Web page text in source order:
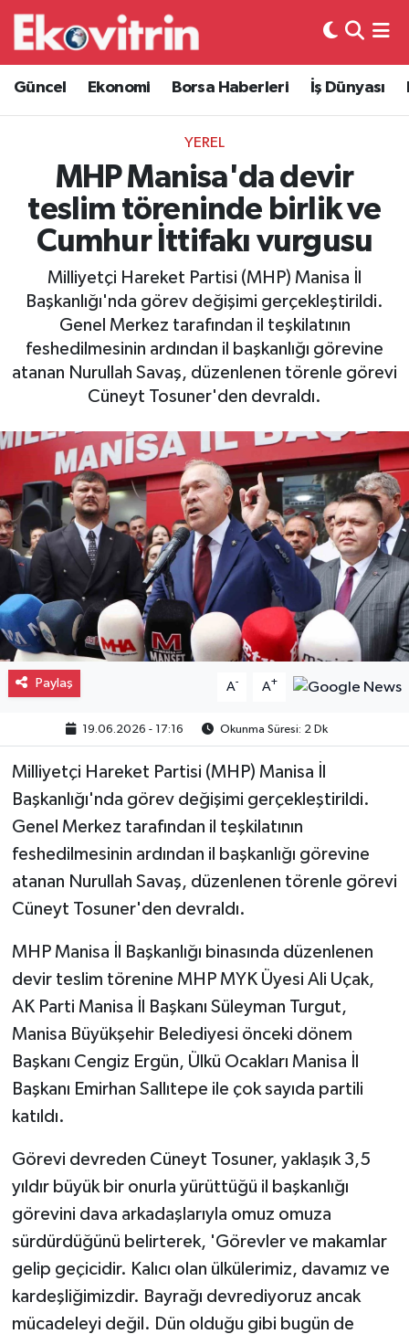
Güncel Ekonomi Borsa Haberleri İş Dünyası
YEREL
MHP Manisa'da devir
teslim töreninde birlik ve
Cumhur İttifakı vurgusu
Milliyetçi Hareket Partisi (MHP) Manisa İl
Başkanlığı'nda görev değişimi gerçekleştirildi.
Genel Merkez tarafından il teşkilatının
feshedilmesinin ardından il başkanlığı görevine
atanan Nurullah Savaş, düzenlenen törenle görevi
Cüneyt Tosuner'den devraldı.
Paylaş A- A+
19.06.2026 - 17:16 Okunma Süresi: 2 Dk
Milliyetçi Hareket Partisi (MHP) Manisa İl
Başkanlığı'nda görev değişimi gerçekleştirildi.
Genel Merkez tarafından il teşkilatının
feshedilmesinin ardından il başkanlığı görevine
atanan Nurullah Savaş, düzenlenen törenle görevi
Cüneyt Tosuner'den devraldı.
MHP Manisa İl Başkanlığı binasında düzenlenen
devir teslim törenine MHP MYK Üyesi Ali Uçak,
AK Parti Manisa İl Başkanı Süleyman Turgut,
Manisa Büyükşehir Belediyesi önceki dönem
Başkanı Cengiz Ergün, Ülkü Ocakları Manisa İl
Başkanı Emirhan Sallıtepe ile çok sayıda partili
katıldı.
Görevi devreden Cüneyt Tosuner, yaklaşık 3,5
yıldır büyük bir onurla yürüttüğü il başkanlığı
görevini dava arkadaşlarıyla omuz omuza
sürdürdüğünü belirterek, 'Görevler ve makamlar
gelip geçicidir. Kalıcı olan ülkülerimiz, davamız ve
kardeşliğimizdir. Bayrağı devrediyoruz ancak
mücadeleyi değil. Dün olduğu gibi bugün de
Güncel
Ekonomi
Borsa Haberleri
İş Dünyası
Lojistik
Otovitrin
Asayiş
Magazin
Gayrimenkul
Spor
Eğitim
Hava Durumu
Trafik Durumu
Süper Lig Puan Durumu ve Fikstür
Tüm Manşetler
Son Dakika Haberleri
Haber Arşivi